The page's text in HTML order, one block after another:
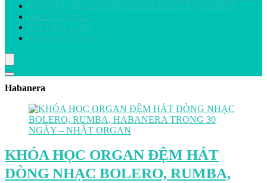
DỊCH VỤ HÒA ÂM PHỐI KHÍ CHUYÊN NGHIỆP
SHEET NHẠC
DỮ LIỆU ĐÀN
THANH TOÁN
Habanera
KHÓA HỌC ORGAN ĐỆM HÁT
DÒNG NHẠC BOLERO, RUMBA,